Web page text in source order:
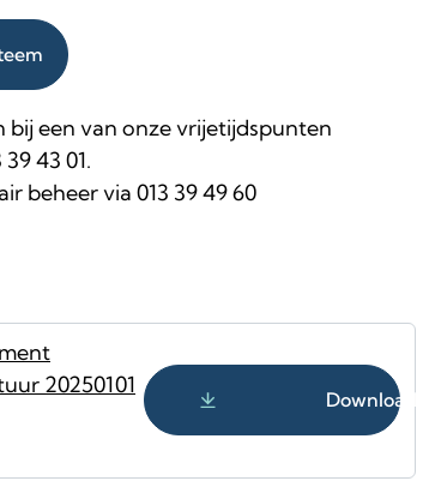
bij een van onze vrijetijdspunten
43 01.
beheer via 013 39 49 60
20250101
Downloaden